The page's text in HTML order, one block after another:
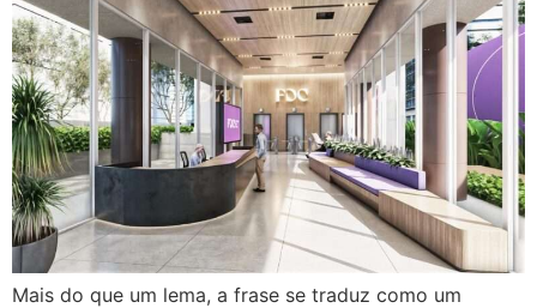
Mais do que um lema, a frase se traduz como um